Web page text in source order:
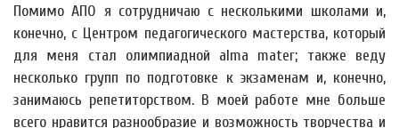
Помимо АПО я сотрудничаю с несколькими школами и,
конечно, с Центром педагогического мастерства, который
для меня стал олимпиадной alma mater; также веду
несколько групп по подготовке к экзаменам и, конечно,
занимаюсь репетиторством. В моей работе мне больше
всего нравится разнообразие и возможность творчества и